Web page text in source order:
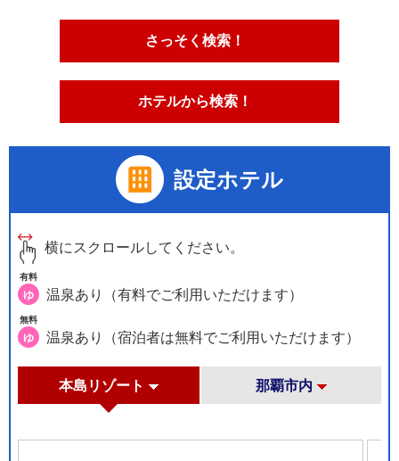
さっそく検索！
ホテルから検索！
設定ホテル
横にスクロールしてください。
有料
ゆ 温泉あり（有料でご利用いただけます）
無料
ゆ 温泉あり（宿泊者は無料でご利用いただけます）
本島リゾート 那覇市内